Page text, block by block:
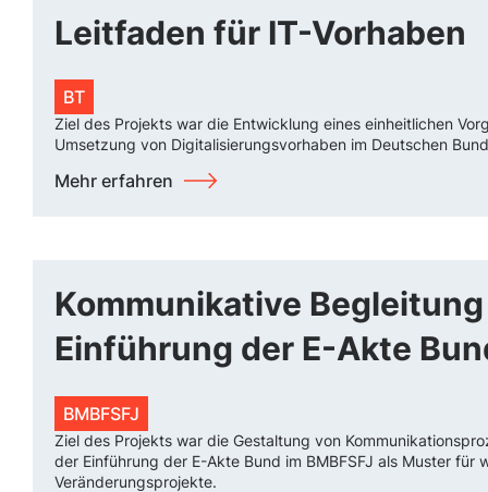
Leitfaden für IT-Vorhaben
BT
Ziel des Projekts war die Entwicklung eines einheitlichen
Umsetzung von Digitalisierungsvorhaben im Deutschen
Mehr erfahren
Kommunikative
Einführung der E-Akte
BMBFSFJ
Ziel des Projekts war die Gestaltung von
der Einführung der E-Akte Bund im BMBFSFJ als Muster für
Veränderungsprojekte.